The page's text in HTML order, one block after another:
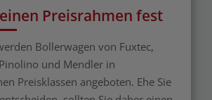
Preisrahmen fest
Bollerwagen von Fuxtec,
und Mendler in
Preisklassen angeboten. Ehe Sie